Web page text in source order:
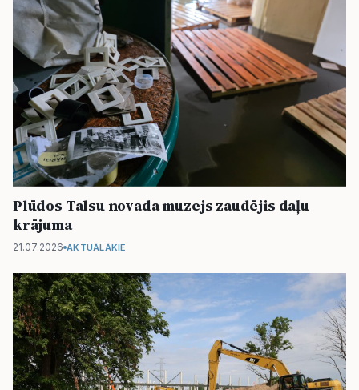
Plūdos Talsu novada muzejs zaudējis daļu
krājuma
21.07.2026 AKTUĀLĀKIE